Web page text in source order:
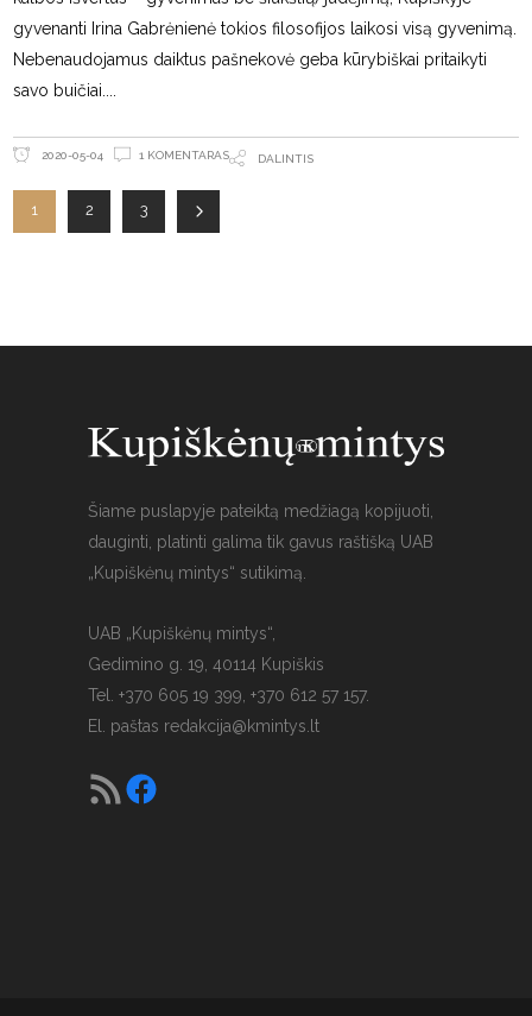
gyvenanti Irina Gabrėnienė tokios filosofijos laikosi visą gyvenimą.
Nebenaudojamus daiktus pašnekovė geba kūrybiškai pritaikyti
savo buičiai.
2020-05-04 1 KOMENTARAS DALINTIS
1 2 3
Šiame puslapyje pateiktą medžiagą kopijuoti,
dauginti, platinti galima tik gavus raštišką UAB
„Kupiškėnų mintys“ sutikimą.
UAB „Kupiškėnų mintys“,
Gedimino g. 19, 40114 Kupiškis
Tel. +370 605 19 399, +370 612 57 157.
El. paštas redakcija@kmintys.lt